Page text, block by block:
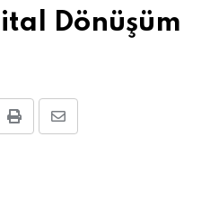
Dönüşüm
Print
Share